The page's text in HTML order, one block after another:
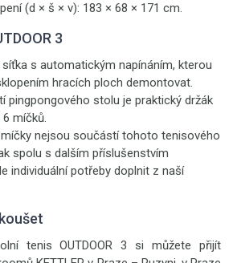
(d × š × v): 183 × 68 × 171 cm.
3
s automatickým napínáním, kterou
hracích ploch demontovat.
pingpongového stolu je praktický držák
míčků.
nejsou součástí tohoto tenisového
spolu s dalším příslušenstvím
individuální potřeby doplnit z naší
tenis OUTDOOR 3
si můžete přijít